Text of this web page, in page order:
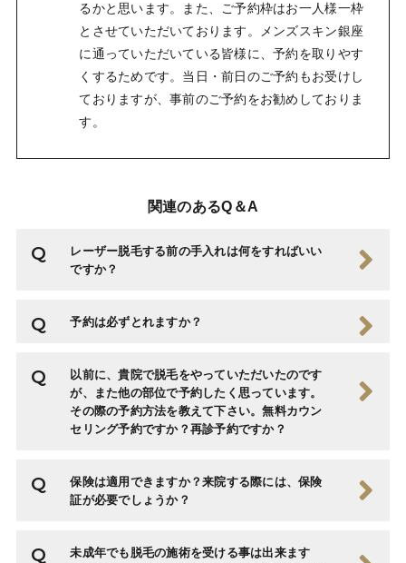
るかと思います。また、ご予約枠はお一人様一枠
とさせていただいております。メンズスキン銀座
に通っていただいている皆様に、予約を取りやす
くするためです。当日・前日のご予約もお受けし
ておりますが、事前のご予約をお勧めしておりま
す。
関連のあるQ＆A
レーザー脱毛する前の手入れは何をすればいい
ですか？
予約は必ずとれますか？
以前に、貴院で脱毛をやっていただいたのです
が、また他の部位で予約したく思っています。
その際の予約方法を教えて下さい。無料カウン
セリング予約ですか？再診予約ですか？
保険は適用できますか？来院する際には、保険
証が必要でしょうか？
未成年でも脱毛の施術を受ける事は出来ます